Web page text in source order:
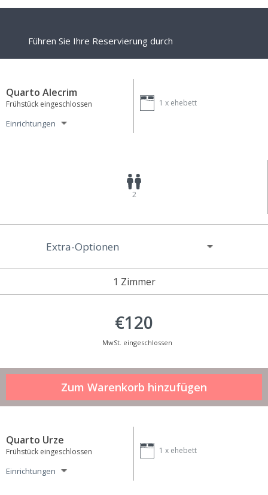
Führen Sie Ihre Reservierung durch
Quarto Alecrim
Frühstück eingeschlossen
Einrichtungen
1 x ehebett
2
1 Zimmer
Extra-Optionen
€120
MwSt. eingeschlossen
Quarto Urze
Frühstück eingeschlossen
Einrichtungen
1 x ehebett